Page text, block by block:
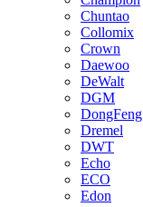
Chuntao
Collomix
Crown
Daewoo
DeWalt
DGM
DongFeng
Dremel
DWT
Echo
ECO
Edon